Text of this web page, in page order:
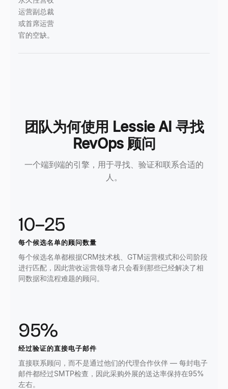
运营副总裁
或首席运营
官的空缺。
团队为何使用 Lessie AI 寻找
RevOps 顾问
一个端到端的引擎，用于寻找、验证和联系合适的
人。
10–25
每个候选名单的顾问数量
每个候选名单都根据CRM技术栈、GTM运营模式和公司阶段
进行匹配，因此营收运营领导者只会看到那些已经解决了相
同数据和流程难题的顾问。
95%
经过验证的直接电子邮件
直接联系顾问，而不是通过他们的代理合作伙伴 — 每封电子
邮件都经过SMTP检查，因此采购外展的送达率保持在95%
左右。